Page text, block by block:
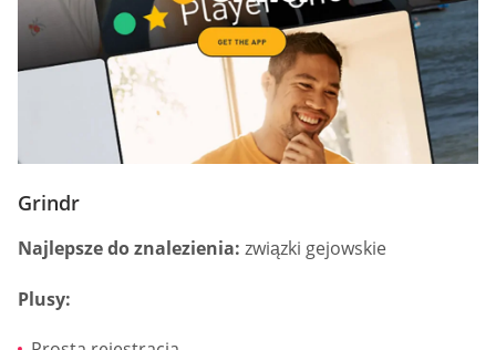
Grindr
Najlepsze do znalezienia: związki gejowskie
Plusy: